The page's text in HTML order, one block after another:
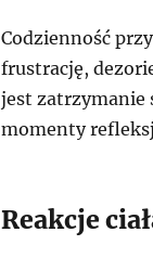
Codzienność
frustrację,
jest zatrzymanie
momenty
Reakcje